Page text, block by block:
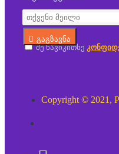
გაგზავნა
მე წავიკითხე
Copyright ©